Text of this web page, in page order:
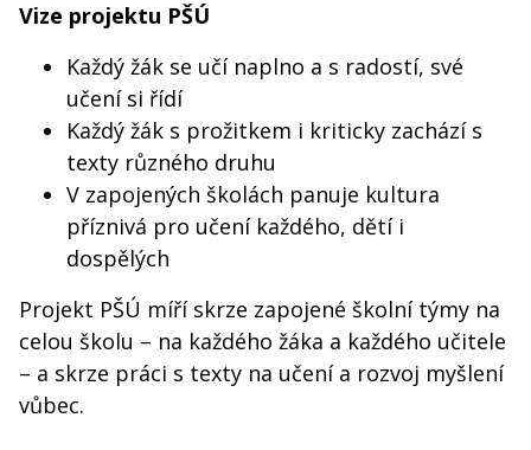
Vize projektu PŠÚ
Každý žák se učí naplno a s radostí, své
učení si řídí
Každý žák s prožitkem i kriticky zachází s
texty různého druhu
V zapojených školách panuje kultura
příznivá pro učení každého, dětí i
dospělých
Projekt PŠÚ míří skrze zapojené školní týmy na
celou školu – na každého žáka a každého učitele
– a skrze práci s texty na učení a rozvoj myšlení
vůbec.